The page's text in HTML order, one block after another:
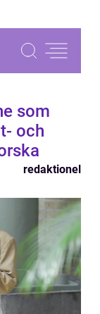
som
och
redaktionel